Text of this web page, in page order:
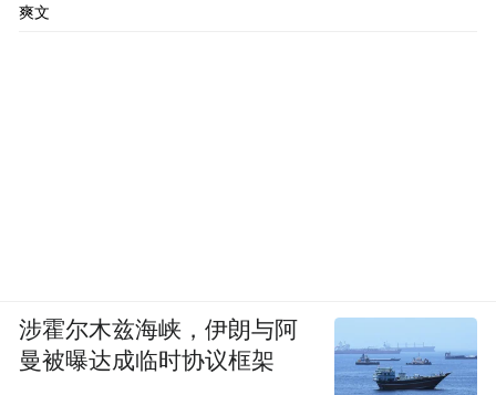
爽文
涉霍尔木兹海峡，伊朗与阿
曼被曝达成临时协议框架